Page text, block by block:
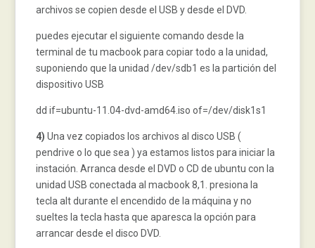
archivos se copien desde el USB y desde el DVD.
puedes ejecutar el siguiente comando desde la
terminal de tu macbook para copiar todo a la unidad,
suponiendo que la unidad /dev/sdb1 es la partición del
dispositivo USB
dd if=ubuntu-11.04-dvd-amd64.iso of=/dev/disk1s1
4) Una vez copiados los archivos al disco USB (
pendrive o lo que sea ) ya estamos listos para iniciar la
instación. Arranca desde el DVD o CD de ubuntu con la
unidad USB conectada al macbook 8,1. presiona la
tecla alt durante el encendido de la máquina y no
sueltes la tecla hasta que aparesca la opción para
arrancar desde el disco DVD.